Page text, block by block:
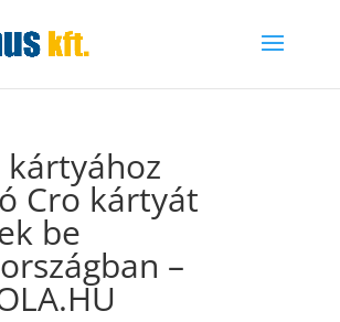
kártyához
Cro kártyát
be
–